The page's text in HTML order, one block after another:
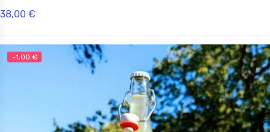
38,00 €
-1,00 €